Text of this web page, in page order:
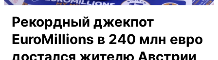
Рекордный джекпот
EuroMillions в 240 млн евро
достался жителю Австрии